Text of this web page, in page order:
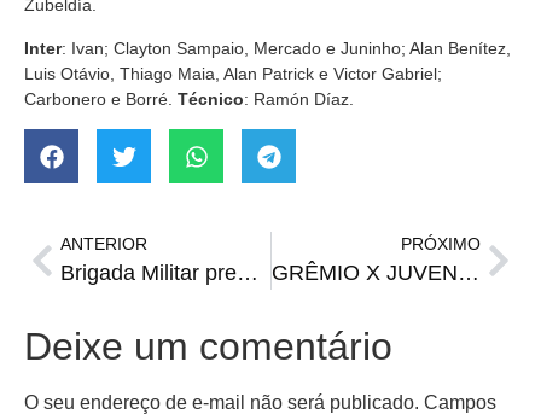
Zubeldía.
Inter: Ivan; Clayton Sampaio, Mercado e Juninho; Alan Benítez,
Luis Otávio, Thiago Maia, Alan Patrick e Victor Gabriel;
Carbonero e Borré. Técnico: Ramón Díaz.
ANTERIOR
Brigada Militar prende dois homens e apreende drogas em Santiago
PRÓXIMO
GRÊMIO X JUVENTUDE | Onde assistir, horário e prováveis escalações
Deixe um comentário
O seu endereço de e-mail não será publicado. Campos